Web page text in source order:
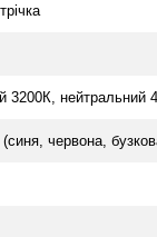
3200К, нейтральний
червона,